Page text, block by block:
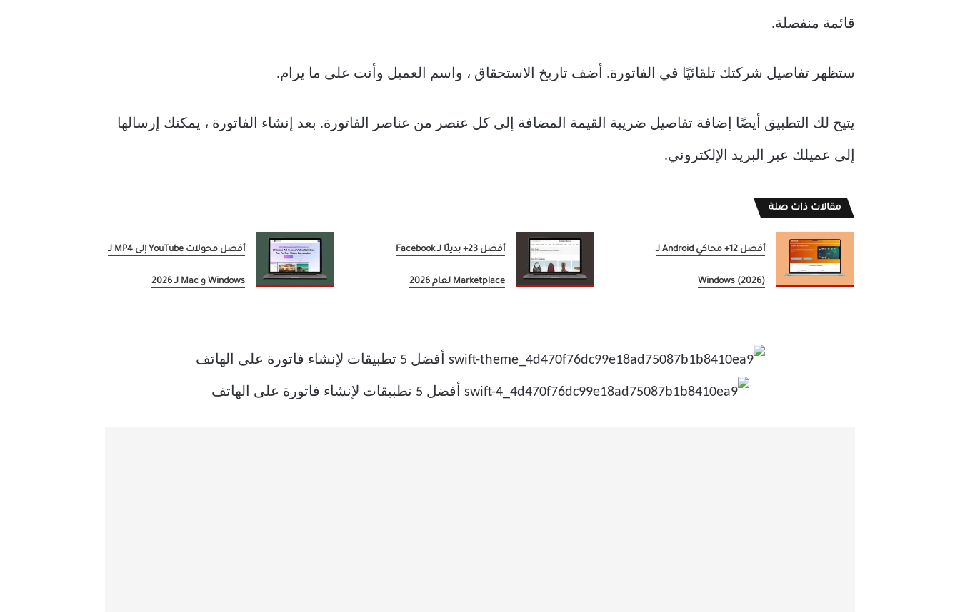
قائمة منفصلة.
ستظهر تفاصيل شركتك تلقائيًا في الفاتورة. أضف تاريخ الاستحقاق ، واسم العميل وأنت على ما يرام.
يتيح لك التطبيق أيضًا إضافة تفاصيل ضريبة القيمة المضافة إلى كل عنصر من عناصر الفاتورة. بعد إنشاء الفاتورة ، يمكنك إرسالها
إلى عميلك عبر البريد الإلكتروني.
مقالات ذات صلة
أفضل 12+ محاكي Android لـ
Windows (2026)
أفضل 23+ بديلًا لـ Facebook
Marketplace لعام 2026
أفضل محولات YouTube إلى MP4 لـ
Windows و Mac لـ 2026